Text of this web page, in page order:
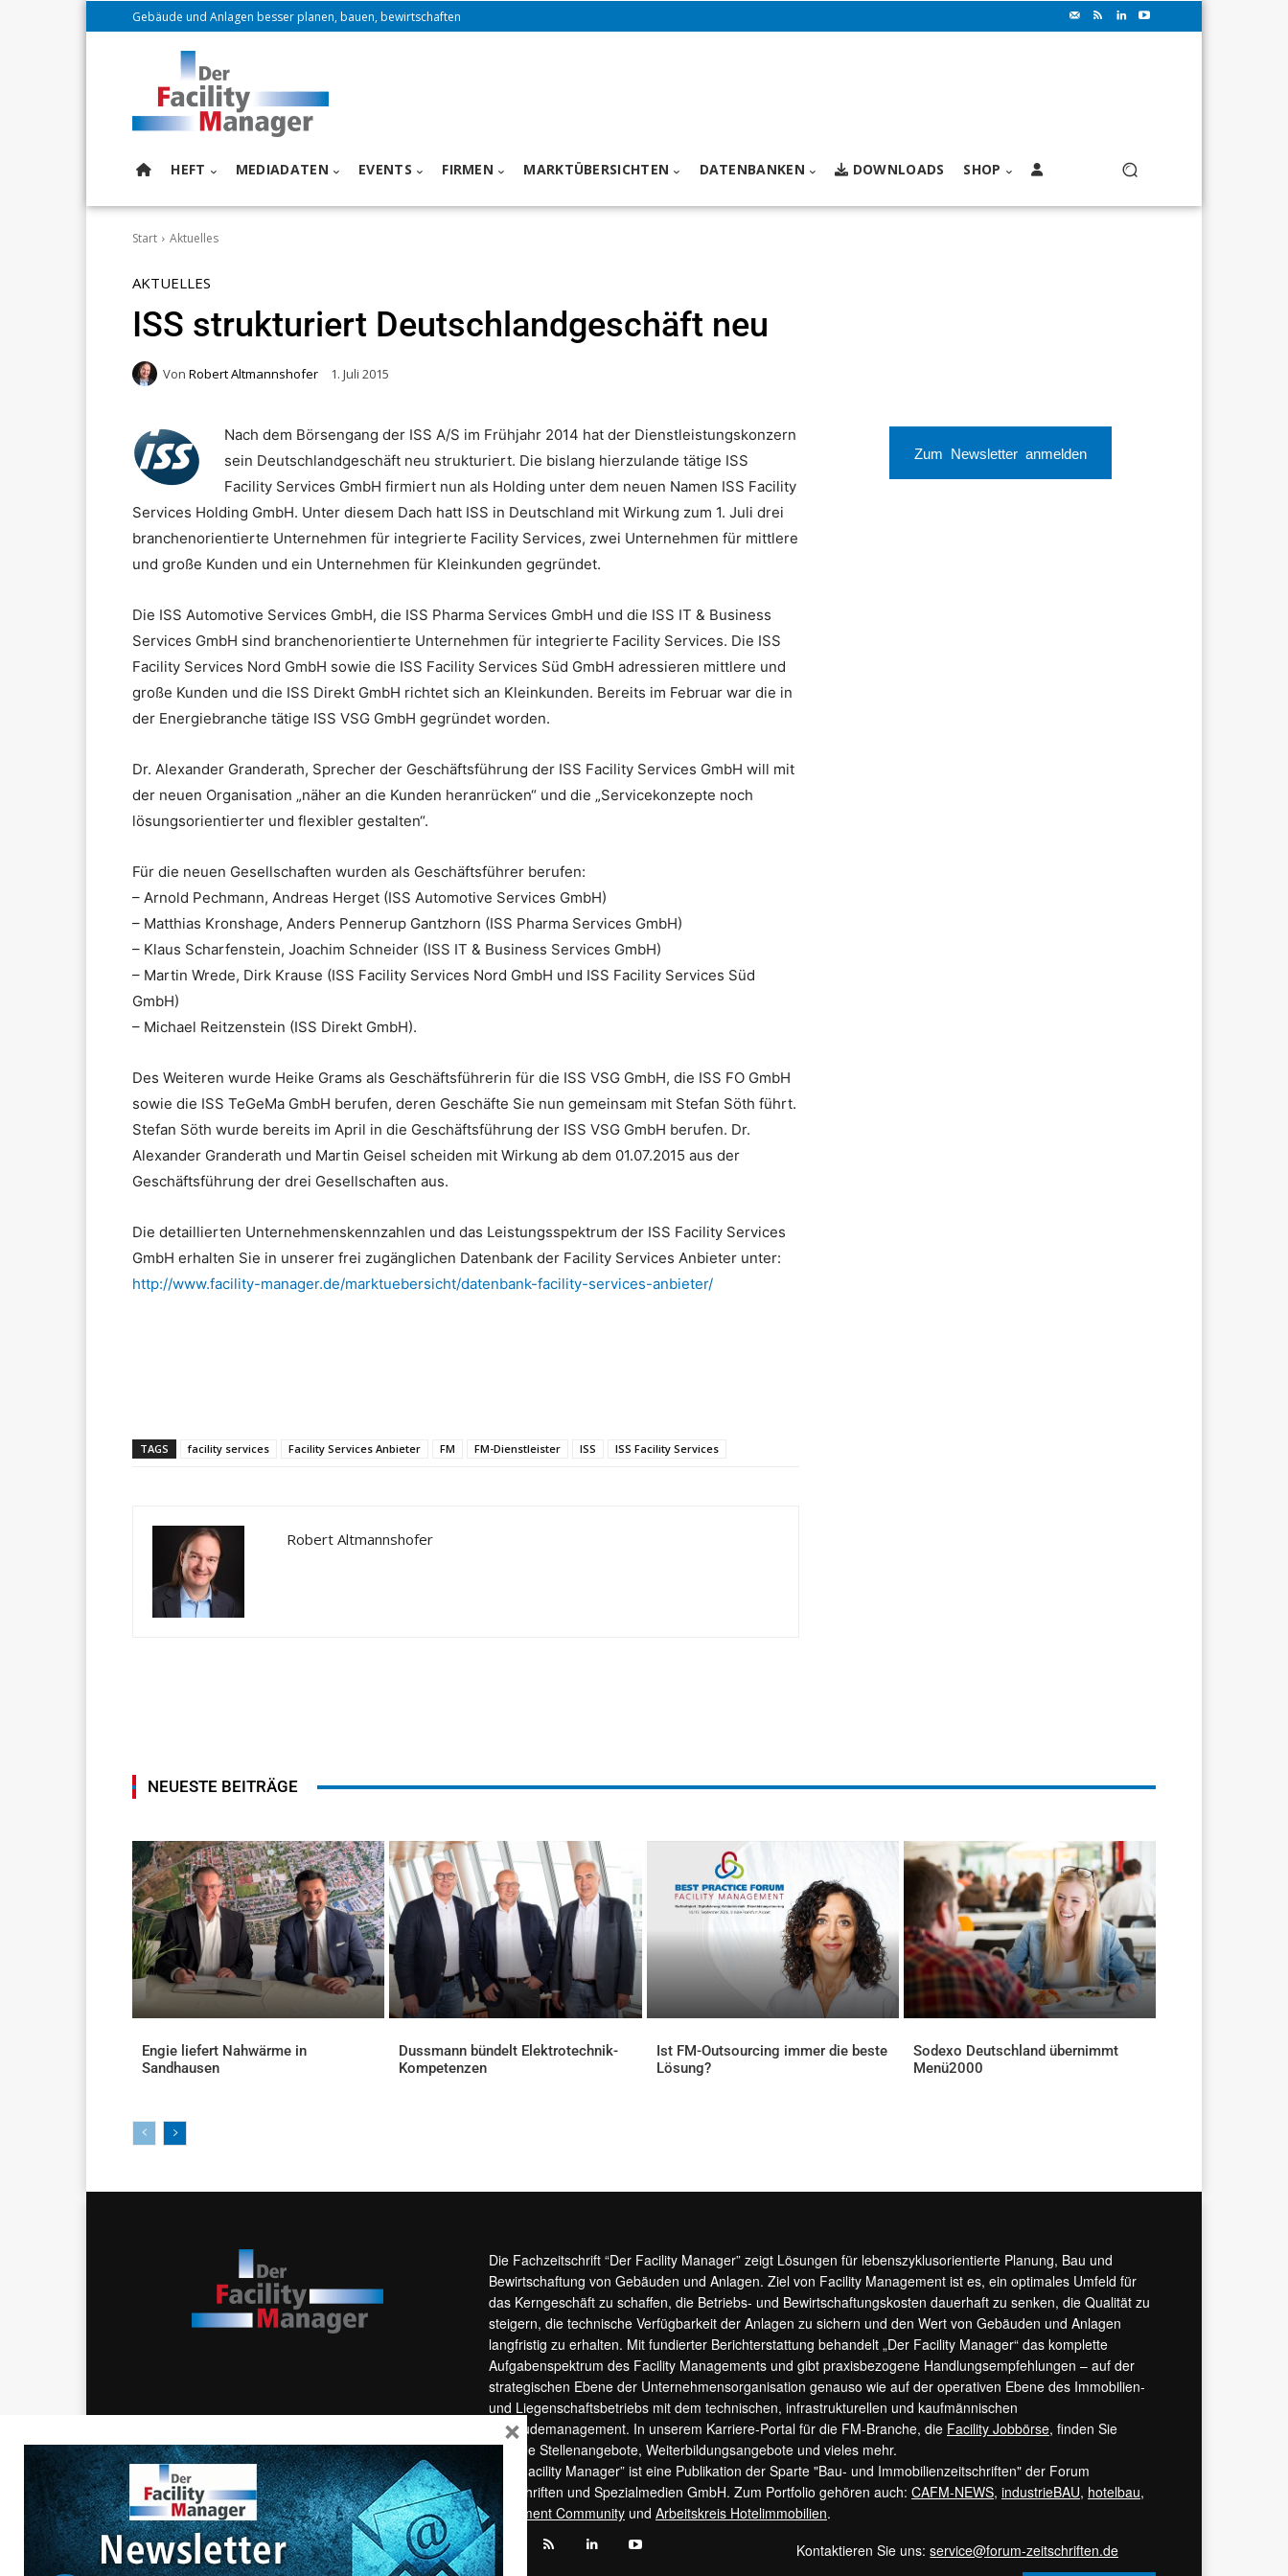
Gebäude und Anlagen besser planen, bauen, bewirtschaften
HEFT MEDIADATEN EVENTS FIRMEN MARKTÜBERSICHTEN DATENBANKEN DOWNLOADS SHOP
Start Aktuelles
AKTUELLES
ISS strukturiert Deutschlandgeschäft neu
Von Robert Altmannshofer 1. Juli 2015
Nach dem Börsengang der ISS A/S im Frühjahr 2014 hat der Dienstleistungskonzern
sein Deutschlandgeschäft neu strukturiert. Die bislang hierzulande tätige ISS
Facility Services GmbH firmiert nun als Holding unter dem neuen Namen ISS Facility
Services Holding GmbH. Unter diesem Dach hatt ISS in Deutschland mit Wirkung zum 1. Juli drei
branchenorientierte Unternehmen für integrierte Facility Services, zwei Unternehmen für mittlere
und große Kunden und ein Unternehmen für Kleinkunden gegründet.
Die ISS Automotive Services GmbH, die ISS Pharma Services GmbH und die ISS IT & Business
Services GmbH sind branchenorientierte Unternehmen für integrierte Facility Services. Die ISS
Facility Services Nord GmbH sowie die ISS Facility Services Süd GmbH adressieren mittlere und
große Kunden und die ISS Direkt GmbH richtet sich an Kleinkunden. Bereits im Februar war die in
der Energiebranche tätige ISS VSG GmbH gegründet worden.
Dr. Alexander Granderath, Sprecher der Geschäftsführung der ISS Facility Services GmbH will mit
der neuen Organisation „näher an die Kunden heranrücken“ und die „Servicekonzepte noch
lösungsorientierter und flexibler gestalten“.
Für die neuen Gesellschaften wurden als Geschäftsführer berufen:
– Arnold Pechmann, Andreas Herget (ISS Automotive Services GmbH)
– Matthias Kronshage, Anders Pennerup Gantzhorn (ISS Pharma Services GmbH)
– Klaus Scharfenstein, Joachim Schneider (ISS IT & Business Services GmbH)
– Martin Wrede, Dirk Krause (ISS Facility Services Nord GmbH und ISS Facility Services Süd
GmbH)
– Michael Reitzenstein (ISS Direkt GmbH).
Des Weiteren wurde Heike Grams als Geschäftsführerin für die ISS VSG GmbH, die ISS FO GmbH
sowie die ISS TeGeMa GmbH berufen, deren Geschäfte Sie nun gemeinsam mit Stefan Söth führt.
Stefan Söth wurde bereits im April in die Geschäftsführung der ISS VSG GmbH berufen. Dr.
Alexander Granderath und Martin Geisel scheiden mit Wirkung ab dem 01.07.2015 aus der
Geschäftsführung der drei Gesellschaften aus.
Die detaillierten Unternehmenskennzahlen und das Leistungsspektrum der ISS Facility Services
GmbH erhalten Sie in unserer frei zugänglichen Datenbank der Facility Services Anbieter unter:
http://www.facility-manager.de/marktuebersicht/datenbank-facility-services-anbieter/
TAGS facility services Facility Services Anbieter FM FM-Dienstleister ISS ISS Facility Services
Robert Altmannshofer
Zum Newsletter anmelden
NEUESTE BEITRÄGE
Engie liefert Nahwärme in
Sandhausen
Dussmann bündelt Elektrotechnik-
Kompetenzen
Ist FM-Outsourcing immer die beste
Lösung?
Sodexo Deutschland übernimmt
Menü2000
Die Fachzeitschrift “Der Facility Manager” zeigt Lösungen für lebenszyklusorientierte Planung, Bau und
Bewirtschaftung von Gebäuden und Anlagen. Ziel von Facility Management ist es, ein optimales Umfeld für
das Kerngeschäft zu schaffen, die Betriebs- und Bewirtschaftungskosten dauerhaft zu senken, die Qualität zu
steigern, die technische Verfügbarkeit der Anlagen zu sichern und den Wert von Gebäuden und Anlagen
langfristig zu erhalten. Mit fundierter Berichterstattung behandelt „Der Facility Manager“ das komplette
Aufgabenspektrum des Facility Managements und gibt praxisbezogene Handlungsempfehlungen – auf der
strategischen Ebene der Unternehmensorganisation genauso wie auf der operativen Ebene des Immobilien-
und Liegenschaftsbetriebs mit dem technischen, infrastrukturellen und kaufmännischen
Gebäudemanagement. In unserem Karriere-Portal für die FM-Branche, die Facility Jobbörse, finden Sie
aktuelle Stellenangebote, Weiterbildungsangebote und vieles mehr.
“Der Facility Manager” ist eine Publikation der Sparte "Bau- und Immobilienzeitschriften" der Forum
Zeitschriften und Spezialmedien GmbH. Zum Portfolio gehören auch: CAFM-NEWS, industrieBAU, hotelbau,
Apartment Community und Arbeitskreis Hotelimmobilien.
Kontaktieren Sie uns:service@forum-zeitschriften.de
×